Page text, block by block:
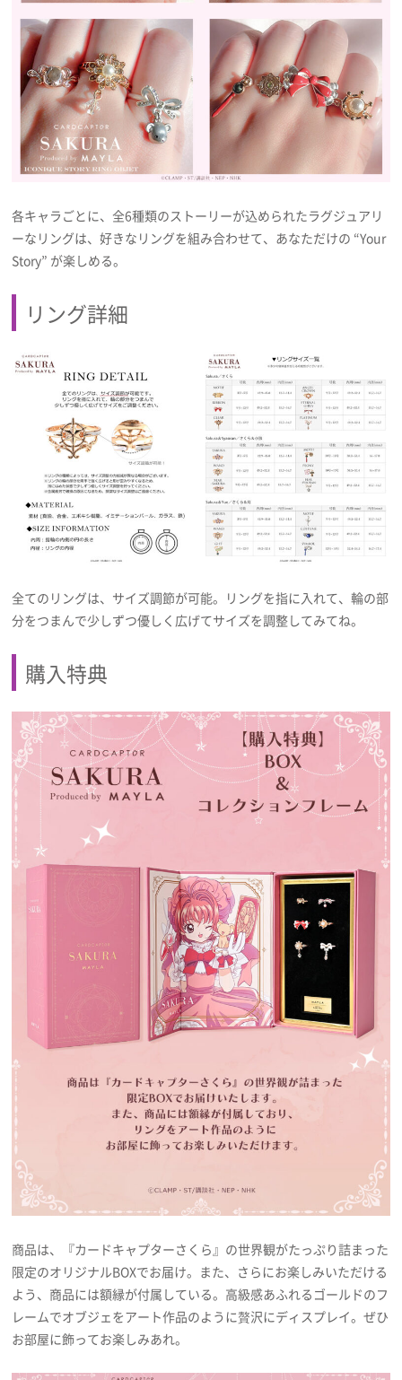
各キャラごとに、全6種類のストーリーが込められたラグジュアリ
ーなリングは、好きなリングを組み合わせて、あなただけの “Your
Story” が楽しめる。
リング詳細
全てのリングは、サイズ調節が可能。リングを指に入れて、輪の部
分をつまんで少しずつ優しく広げてサイズを調整してみてね。
購入特典
商品は、『カードキャプターさくら』の世界観がたっぷり詰まった
限定のオリジナルBOXでお届け。また、さらにお楽しみいただける
よう、商品には額縁が付属している。高級感あふれるゴールドのフ
レームでオブジェをアート作品のように贅沢にディスプレイ。ぜひ
お部屋に飾ってお楽しみあれ。